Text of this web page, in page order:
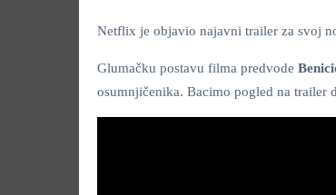
Netflix je objavio najavni trailer za svoj
Glumačku postavu filma predvode
osumnjičenika. Bacimo pogled na trailer